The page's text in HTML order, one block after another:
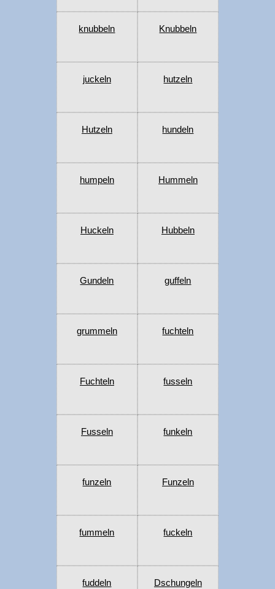
knubbeln Knubbeln
juckeln hutzeln
Hutzeln hundeln
humpeln Hummeln
Huckeln Hubbeln
Gundeln guffeln
grummeln fuchteln
Fuchteln fusseln
Fusseln funkeln
funzeln Funzeln
fummeln fuckeln
fuddeln Dschungeln